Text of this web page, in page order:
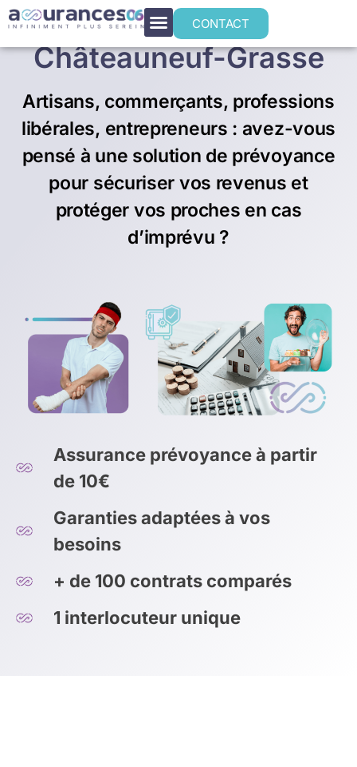
CONTACT
Prévoyance TNS à
Châteauneuf-Grasse
Artisans, commerçants, professions
libérales, entrepreneurs : avez-vous
pensé à une solution de prévoyance
pour sécuriser vos revenus et
protéger vos proches en cas
d’imprévu ?
Assurance prévoyance à partir
de 10€
Garanties adaptées à vos
besoins
+ de 100 contrats comparés
1 interlocuteur unique